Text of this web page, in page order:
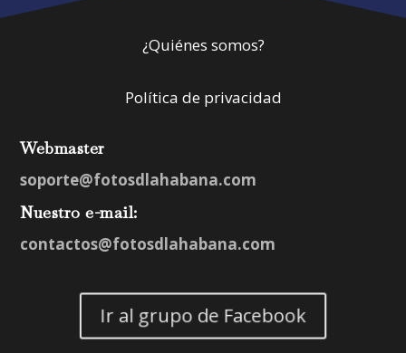
¿Quiénes somos?
Política de privacidad
Webmaster
soporte@fotosdlahabana.com
Nuestro e-mail:
contactos@fotosdlahabana.com
Ir al grupo de Facebook